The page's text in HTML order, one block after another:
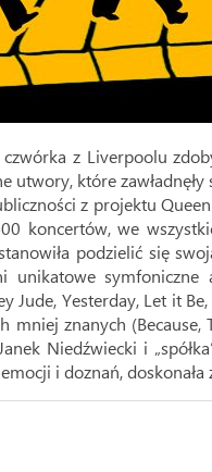
z Liverpoolu
utwory, które
z projektu
koncertów, we
podzielić się
unikatowe
Jude, Yesterday, Let it
mniej znanych
Niedźwiecki i
i doznań,